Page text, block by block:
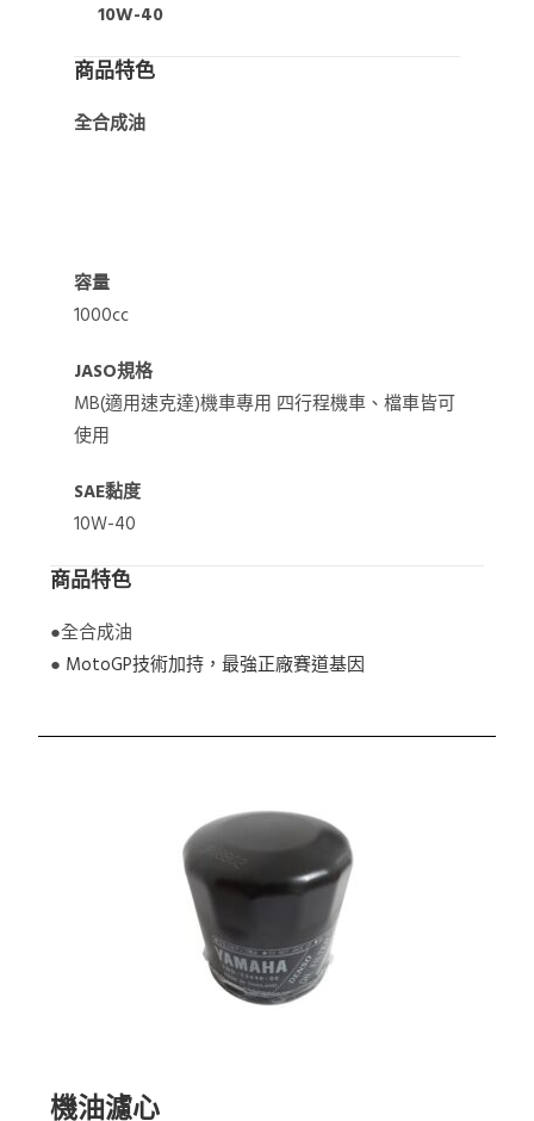
10W-40
商品特色
全合成油
容量
1000cc
JASO規格
MB(適用速克達)機車專用 四行程機車、檔車皆可
使用
SAE黏度
10W-40
商品特色
●全合成油
● MotoGP技術加持，最強正廠賽道基因
機油濾心